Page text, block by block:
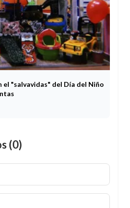
el "salvavidas" del Día del Niño
(0)